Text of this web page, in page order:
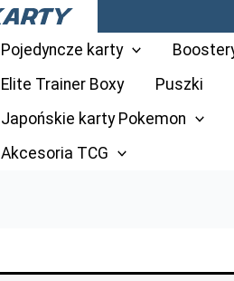
Pojedyncze karty
Elite Trainer Boxy
Puszki
Japońskie karty Pokemon
Akcesoria TCG